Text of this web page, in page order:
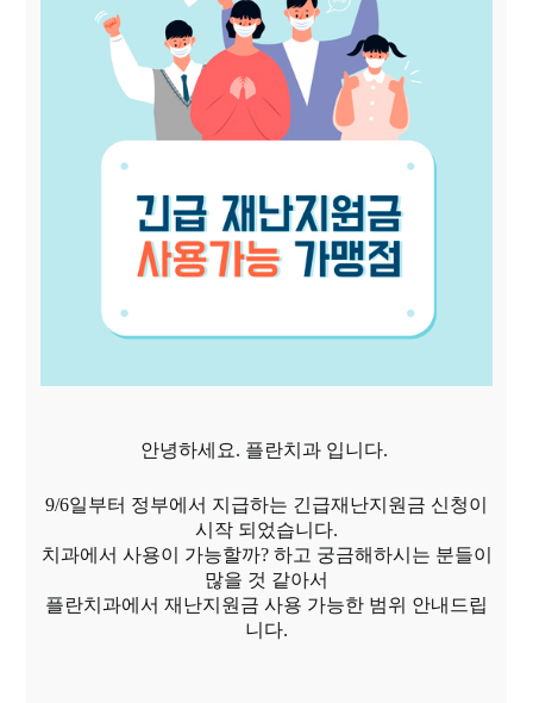
안녕하세요. 플란치과 입니다.
9/6일부터 정부에서 지급하는 긴급재난지원금 신청이
시작 되었습니다.
치과에서 사용이 가능할까? 하고 궁금해하시는 분들이
많을 것 같아서
플란치과에서 재난지원금 사용 가능한 범위 안내드립
니다.